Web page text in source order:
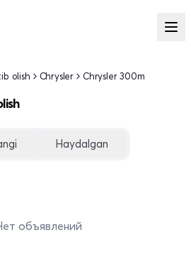
olish Chrysler Chrysler 300m
Haydalgan
объявлений